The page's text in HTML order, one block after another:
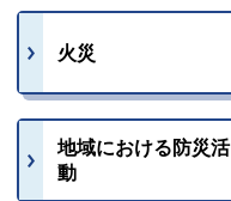
火災
地域における防災活
動